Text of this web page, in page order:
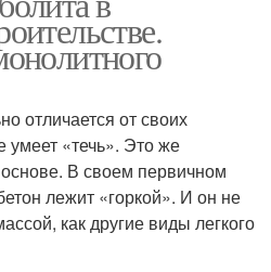
отличается от своих
«течь». Это же
В своем первичном
лежит «горкой». И он не
как другие виды легкого